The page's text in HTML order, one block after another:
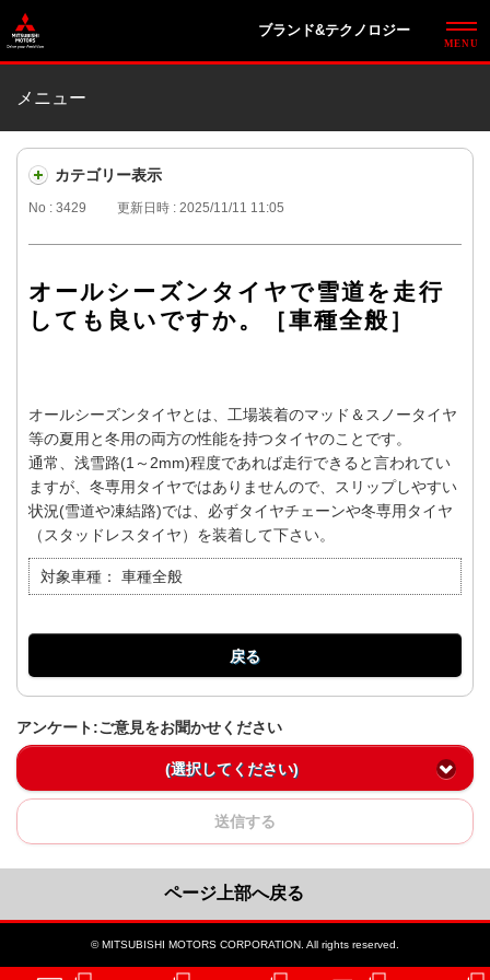
ブランド&テクノロジー
メニュー
カテゴリー表示
No : 3429 更新日時 : 2025/11/11 11:05
オールシーズンタイヤで雪道を走行
しても良いですか。［車種全般］
オールシーズンタイヤとは、工場装着のマッド＆スノータイヤ
等の夏用と冬用の両方の性能を持つタイヤのことです。
通常、浅雪路(1～2mm)程度であれば走行できると言われてい
ますが、冬専用タイヤではありませんので、スリップしやすい
状況(雪道や凍結路)では、必ずタイヤチェーンや冬専用タイヤ
（スタッドレスタイヤ）を装着して下さい。
対象車種： 車種全般
戻る
アンケート:ご意見をお聞かせください
(選択してください)
送信する
ページ上部へ戻る
© MITSUBISHI MOTORS CORPORATION. All rights reserved.